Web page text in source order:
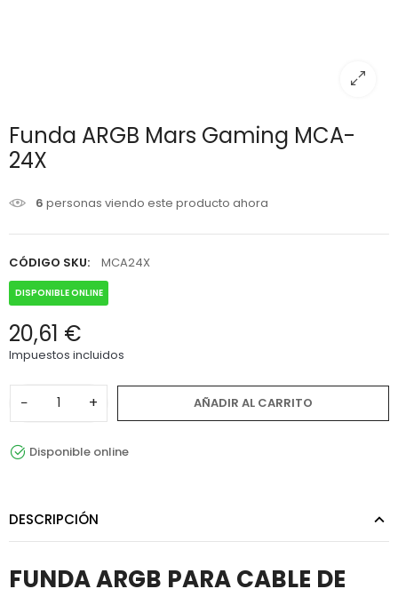
Funda ARGB Mars Gaming MCA-
24X
6 personas viendo este producto ahora
CÓDIGO SKU: MCA24X
DISPONIBLE ONLINE
20,61 €
Impuestos incluidos
− + AÑADIR AL CARRITO
Disponible online
DESCRIPCIÓN
FUNDA ARGB PARA CABLE DE